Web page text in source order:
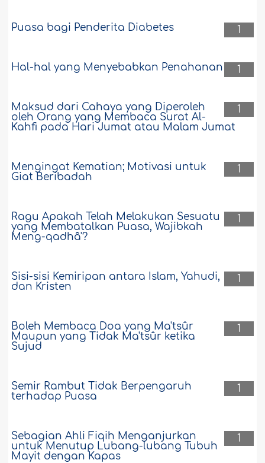
1
Puasa bagi Penderita Diabetes
1
Hal-hal yang Menyebabkan Penahanan
1
Maksud dari Cahaya yang Diperoleh
oleh Orang yang Membaca Surat Al-
Kahfi pada Hari Jumat atau Malam Jumat
1
Mengingat Kematian; Motivasi untuk
Giat Beribadah
1
Ragu Apakah Telah Melakukan Sesuatu
yang Membatalkan Puasa, Wajibkah
Meng-qadhâ'?
1
Sisi-sisi Kemiripan antara Islam, Yahudi,
dan Kristen
1
Boleh Membaca Doa yang Ma'tsûr
Maupun yang Tidak Ma'tsûr ketika
Sujud
1
Semir Rambut Tidak Berpengaruh
terhadap Puasa
1
Sebagian Ahli Fiqih Menganjurkan
untuk Menutup Lubang-lubang Tubuh
Mayit dengan Kapas